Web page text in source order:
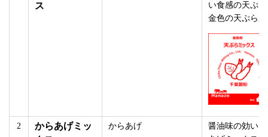
ス
い食感の天ぷ
金色の天ぷら
2
からあげミッ
からあげ
醤油味の効い